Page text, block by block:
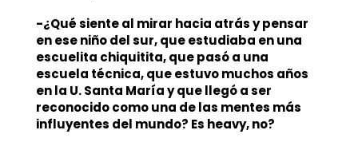
-¿Qué siente al mirar hacia atrás y pensar
en ese niño del sur, que estudiaba en una
escuelita chiquitita, que pasó a una
escuela técnica, que estuvo muchos años
en la U. Santa María y que llegó a ser
reconocido como una de las mentes más
influyentes del mundo? Es heavy, no?